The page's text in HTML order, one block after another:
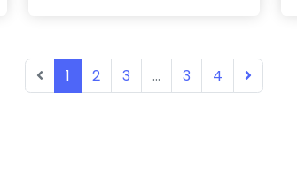
1 2 3 ... 3 4